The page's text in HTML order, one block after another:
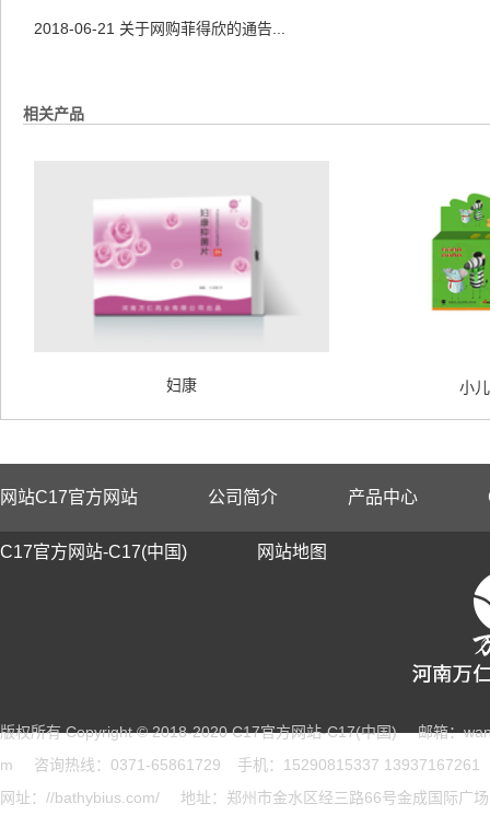
2018-06-21 关于网购菲得欣的通告...
相关产品
妇康 小
网站C17官方网站 公司简介 产品中心
C17官方网站-C17(中国) 网站地图
版权所有 Copyright © 2018-2020 C17官方网站-C17(中国)
邮箱：
m
咨询热线：0371-65861729
手机：15290815337 13937167261
网址：//bathybius.com/
地址：郑州市金水区经三路66号金成国际广